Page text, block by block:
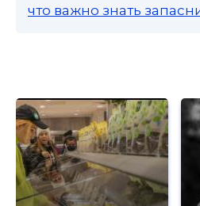
что важно знать